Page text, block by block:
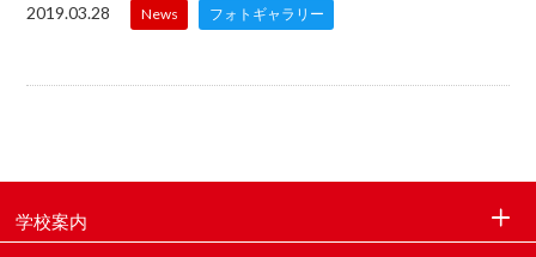
2019.03.28 News フォトギャラリー
学校案内